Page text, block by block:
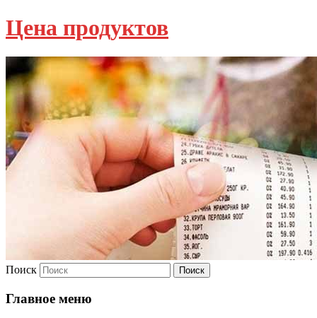
Цена продуктов
Поиск
Главное меню